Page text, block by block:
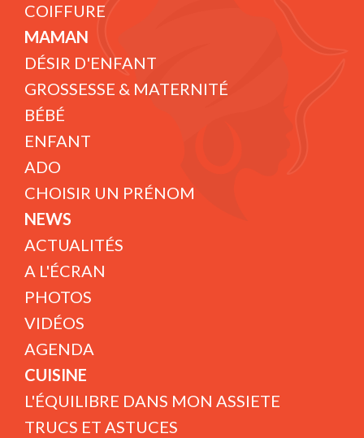
COIFFURE
MAMAN
DÉSIR D'ENFANT
GROSSESSE & MATERNITÉ
BÉBÉ
ENFANT
ADO
CHOISIR UN PRÉNOM
NEWS
ACTUALITÉS
A L'ÉCRAN
PHOTOS
VIDÉOS
AGENDA
CUISINE
L'ÉQUILIBRE DANS MON ASSIETE
TRUCS ET ASTUCES